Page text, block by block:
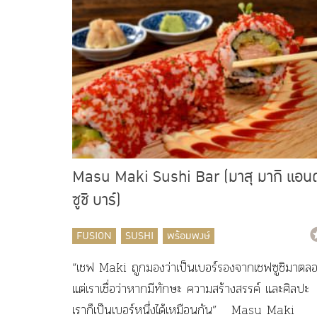
Masu Maki Sushi Bar (มาสุ มากิ แอ
ซูชิ บาร์)
FUSION SUSHI พร้อมพงษ์
“เชฟ Maki ถูกมองว่าเป็นเบอร์รองจากเชฟซูชิมาตล
แต่เราเชื่อว่าหากมีทักษะ ความสร้างสรรค์ และศิลปะ
เราก็เป็นเบอร์หนึ่งได้เหมือนกัน” Masu Maki